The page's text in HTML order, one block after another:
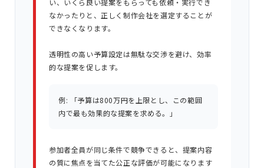
なかったりと、正しく制作会社を選定することが
できなくなります。
透明性の高い予算設定は無駄な交渉を避け、効率
的な提案を促します。
例: 「予算は800万円を上限とし、この範囲
内で最も効果的な提案を求める。」
参加者全員が同じ条件で競争できると、提案内容
の質に焦点を当てた公正な評価が可能になります